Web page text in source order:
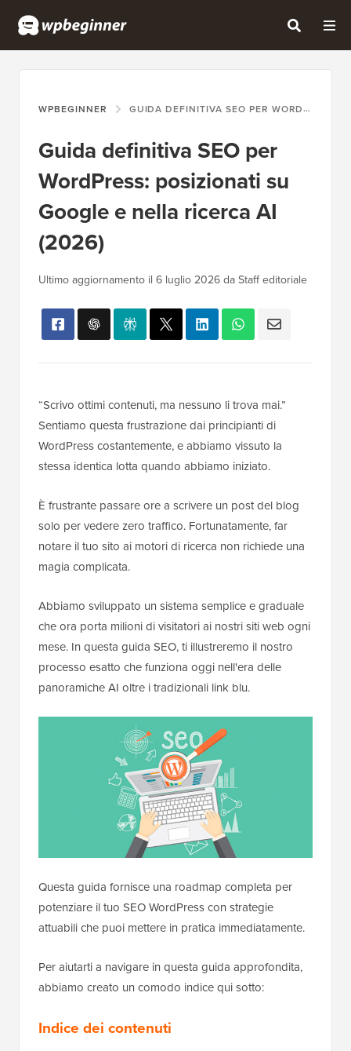
WPBEGINNER GUIDA DEFINITIVA SEO PER WORDPRESS: POSIZIONATI SU GOOGLE E NELLA RICERCA AI (2026)
Guida definitiva SEO per
WordPress: posizionati su
Google e nella ricerca AI
(2026)
Ultimo aggiornamento il 6 luglio 2026 da Staff editoriale
“Scrivo ottimi contenuti, ma nessuno li trova mai.”
Sentiamo questa frustrazione dai principianti di
WordPress costantemente, e abbiamo vissuto la
stessa identica lotta quando abbiamo iniziato.
È frustrante passare ore a scrivere un post del blog
solo per vedere zero traffico. Fortunatamente, far
notare il tuo sito ai motori di ricerca non richiede una
magia complicata.
Abbiamo sviluppato un sistema semplice e graduale
che ora porta milioni di visitatori ai nostri siti web ogni
mese. In questa guida SEO, ti illustreremo il nostro
processo esatto che funziona oggi nell'era delle
panoramiche AI oltre i tradizionali link blu.
Questa guida fornisce una roadmap completa per
potenziare il tuo SEO WordPress con strategie
attuabili che puoi mettere in pratica immediatamente.
Per aiutarti a navigare in questa guida approfondita,
abbiamo creato un comodo indice qui sotto:
Indice dei contenuti